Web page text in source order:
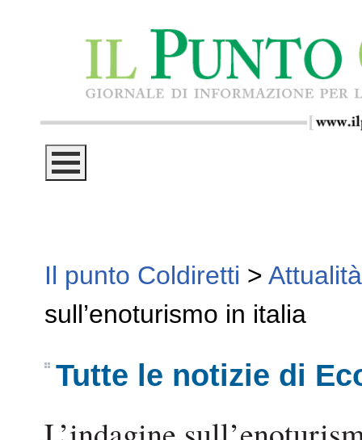
Il punto Coldiretti > Attualità
sull’enoturismo in italia
Tutte le notizie di